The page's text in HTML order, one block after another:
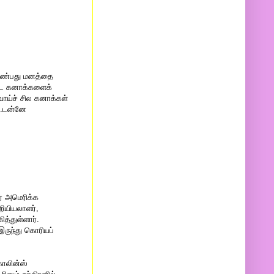
மனத்தை
கனாக்களைக்
சில கனாக்கள்
அமெரிக்க
கொரியப்